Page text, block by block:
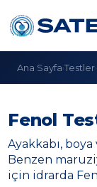
Ana Sayfa›Testler›
Fenol
Ayakkabı,
Benzen
için idrarda